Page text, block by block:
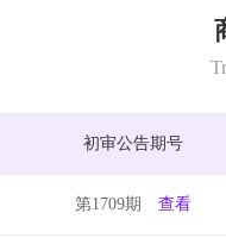
初审公告期号
第1709期 查看